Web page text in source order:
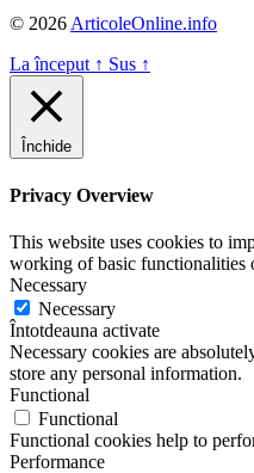
© 2026 ArticoleOnline.info
La început ↑ Sus ↑
Închide
Privacy Overview
This website uses cookies to
working of basic functionalities
Necessary
Necessary
Întotdeauna activate
Necessary cookies are
store any personal information.
Functional
Functional
Functional cookies help to
Performance